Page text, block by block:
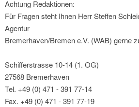
Achtung Redaktionen:
Für Fragen steht Ihnen Herr Steffen
Agentur
Bremerhaven/Bremen e.V. (WAB) gerne
Schifferstrasse 10-14 (1. OG)
27568 Bremerhaven
Tel. +49 (0) 471 - 391 77-14
Fax. +49 (0) 471 - 391 77-19